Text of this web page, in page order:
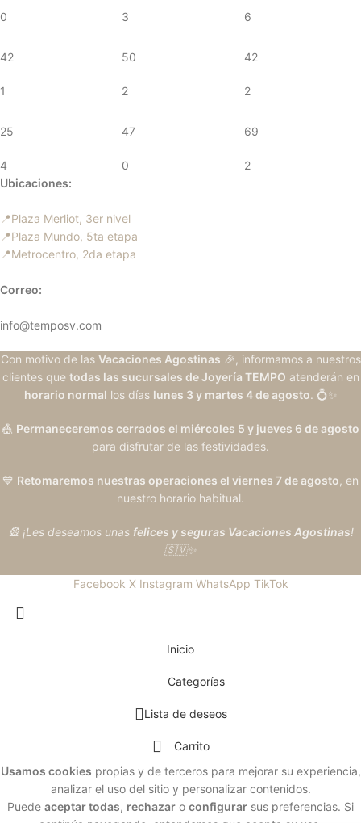
0 3 6
42
1
50
2
42
2
25
4
47
0
69
2
Ubicaciones:
📍Plaza Merliot, 3er nivel
📍Plaza Mundo, 5ta etapa
📍Metrocentro, 2da etapa
Correo:
info@temposv.com
Con motivo de las Vacaciones Agostinas 🎉, informamos a nuestros
clientes que todas las sucursales de Joyería TEMPO atenderán en
horario normal los días lunes 3 y martes 4 de agosto. 💍✨
🎪 Permaneceremos cerrados el miércoles 5 y jueves 6 de agosto
para disfrutar de las festividades.
💙 Retomaremos nuestras operaciones el viernes 7 de agosto, en
nuestro horario habitual.
🎡 ¡Les deseamos unas felices y seguras Vacaciones Agostinas!
🇸🇻✨
Facebook X Instagram WhatsApp TikTok
Inicio
Categorías
Lista de deseos
Carrito
Usamos cookies propias y de terceros para mejorar su experiencia,
analizar el uso del sitio y personalizar contenidos.
Puede aceptar todas, rechazar o configurar sus preferencias. Si